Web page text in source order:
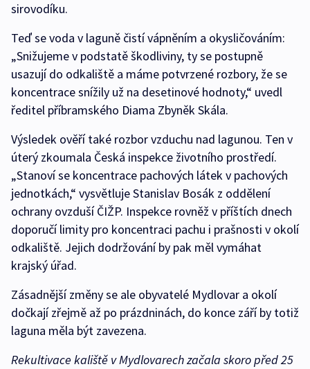
sirovodíku.
Teď se voda v laguně čistí vápněním a okysličováním:
„Snižujeme v podstatě škodliviny, ty se postupně
usazují do odkaliště a máme potvrzené rozbory, že se
koncentrace snížily už na desetinové hodnoty,“ uvedl
ředitel příbramského Diama Zbyněk Skála.
Výsledek ověří také rozbor vzduchu nad lagunou. Ten v
úterý zkoumala Česká inspekce životního prostředí.
„Stanoví se koncentrace pachových látek v pachových
jednotkách,“ vysvětluje Stanislav Bosák z oddělení
ochrany ovzduší ČIŽP. Inspekce rovněž v příštích dnech
doporučí limity pro koncentraci pachu i prašnosti v okolí
odkaliště. Jejich dodržování by pak měl vymáhat
krajský úřad.
Zásadnější změny se ale obyvatelé Mydlovar a okolí
dočkají zřejmě až po prázdninách, do konce září by totiž
laguna měla být zavezena.
Rekultivace kaliště v Mydlovarech začala skoro před 25